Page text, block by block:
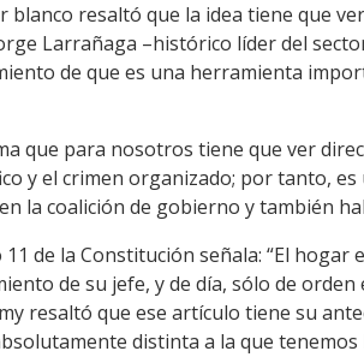
blanco resaltó que la idea tiene que
Larrañaga –histórico líder del
de que es una herramienta
que para nosotros tiene que ver
y el crimen organizado; por tanto,
la coalición de gobierno y también
11 de la Constitución señala: “El
de su jefe, y de día, sólo de
resaltó que ese artículo tiene su
distinta a la que tenemos